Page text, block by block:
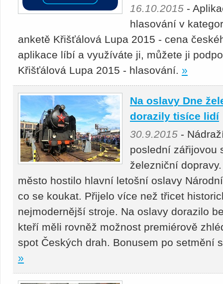
16.10.2015 -
hlasování v
anketě Křišťálová Lupa 2015 - cena
aplikace líbí a využíváte ji, můžete ji
Křišťálová Lupa 2015 - hlasování. »
Na oslavy Dne
dorazily tisíce lidí
30.9.2015 -
poslední zářijovou
železniční
město hostilo hlavní letošní oslavy
co se koukat. Přijelo více než třicet
nejmodernější stroje. Na oslavy dorazilo
kteří měli rovněž možnost premiérově
spot Českých drah. Bonusem po setmění
»